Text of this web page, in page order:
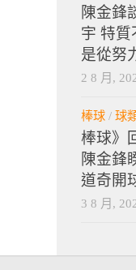
陳金鋒
宇 特質
是從努
2 8 月,
棒球 / 球
棒球》
陳金鋒
道奇開
3 8 月,